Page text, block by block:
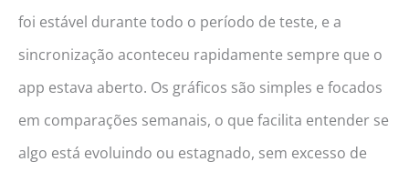
foi estável durante todo o período de teste, e a
sincronização aconteceu rapidamente sempre que o
app estava aberto. Os gráficos são simples e focados
em comparações semanais, o que facilita entender se
algo está evoluindo ou estagnado, sem excesso de